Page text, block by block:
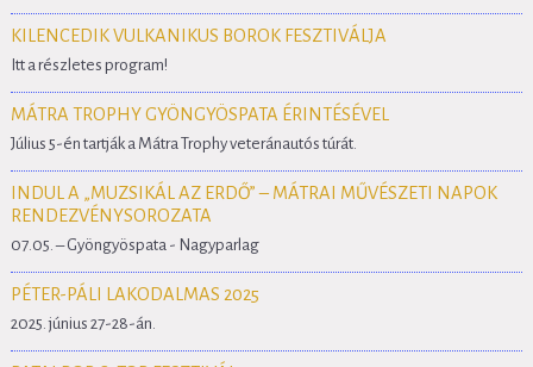
KILENCEDIK VULKANIKUS BOROK FESZTIVÁLJA
Itt a részletes program!
MÁTRA TROPHY GYÖNGYÖSPATA ÉRINTÉSÉVEL
Július 5-én tartják a Mátra Trophy veteránautós túrát.
INDUL A „MUZSIKÁL AZ ERDŐ” – MÁTRAI MŰVÉSZETI NAPOK
RENDEZVÉNYSOROZATA
07.05. – Gyöngyöspata - Nagyparlag
PÉTER-PÁLI LAKODALMAS 2025
2025. június 27-28-án.